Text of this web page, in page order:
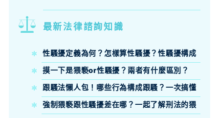
最新法律諮詢知識
性騷擾定義為何？怎樣算性騷擾？性騷擾構成
要件、法律責任律師來說明
摸一下是猥褻or性騷擾？兩者有什麼區別？
跟騷法懶人包！哪些行為構成跟騷？一次搞懂
跟騷法定義、構成要件與刑責
強制猥褻跟性騷擾差在哪？一起了解刑法的猥
褻定義吧！